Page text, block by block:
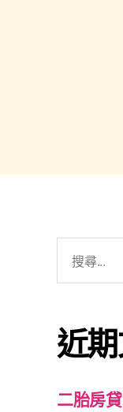
近
二胎房